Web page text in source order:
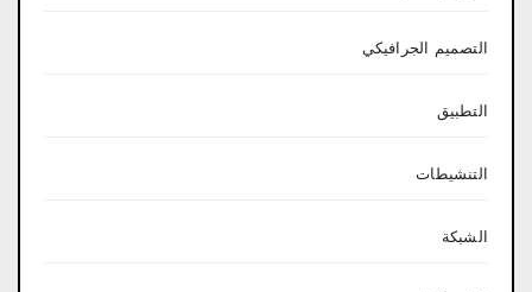
التصميم الجرافيكي
التطبيق
التنشيطات
الشبكة